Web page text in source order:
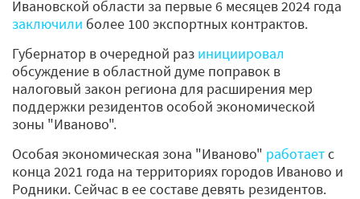
Ивановской области за первые 6 месяцев 2024 года
заключили более 100 экспортных контрактов.
Губернатор в очередной раз инициировал
обсуждение в областной думе поправок в
налоговый закон региона для расширения мер
поддержки резидентов особой экономической
зоны "Иваново".
Особая экономическая зона "Иваново" работаетс
конца 2021 года на территориях городов Иваново и
Родники. Сейчас в ее составе девять резидентов.